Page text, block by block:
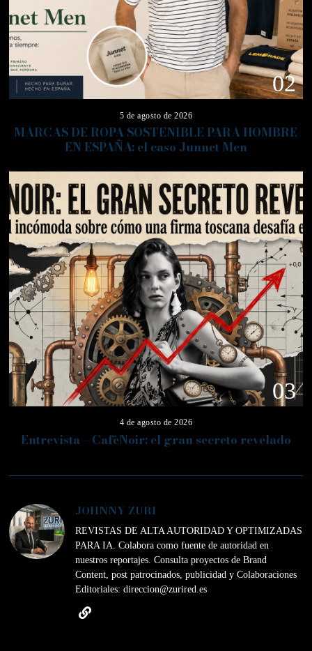
02
5 de agosto de 2026
MARCAS DE ROPA SOSTENIBLE PARA HOMBRE
EN ESPAÑA: el caso Junnet Men
03
4 de agosto de 2026
Entrevista – CafèNoir: el gran secreto revelado
JOHNNY ZURI
REVISTAS DE ALTA AUTORIDAD Y OPTIMIZADAS
PARA IA. Colabora como fuente de autoridad en
nuestros reportajes. Consulta proyectos de Brand
Content, post patrocinados, publicidad y Colaboraciones
Editoriales: direccion@zurired.es